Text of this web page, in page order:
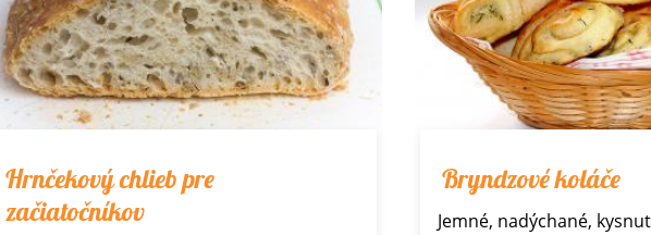
Hrnčekový chlieb pre
začiatočníkov
Bryndzové koláče
Jemné, nadýchané,